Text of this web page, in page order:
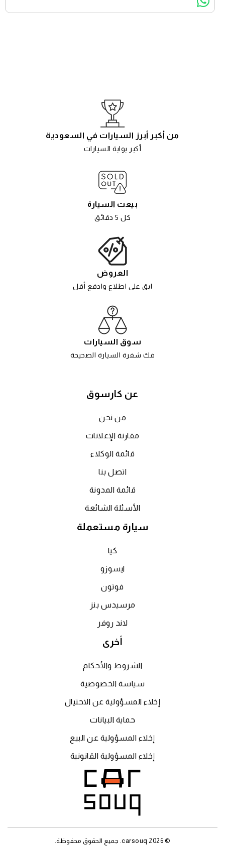
من أكبر أبرز السيارات في السعودية
أكبر بوابة السيارات
بيعت السيارة
كل 5 دقائق
العروض
ابق على اطلاع وادفع أقل
سوق السيارات
فك شفرة السيارة الصحيحة
عن كارسوق
من نحن
مقارنة الإعلانات
قائمة الوكلاء
اتصل بنا
قائمة المدونة
الأسئلة الشائعة
سيارة مستعملة
كيا
ايسوزو
فوتون
مرسيدس بنز
لاند روفر
أخرى
الشروط والأحكام
سياسة الخصوصية
إخلاء المسؤولية عن الاحتيال
حماية البيانات
إخلاء المسؤولية عن البيع
إخلاء المسؤولية القانونية
© 2026 carsouq. جميع الحقوق محفوظة.